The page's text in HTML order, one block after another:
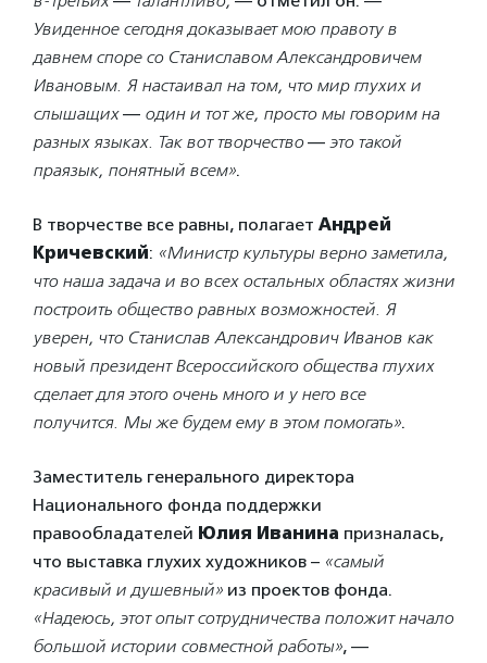
Увиденное сегодня доказывает мою правоту в
давнем споре со Станиславом Александровичем
Ивановым. Я настаивал на том, что мир глухих и
слышащих— один и тот же, просто мы говорим на
разных языках. Так вот творчество— это такой
праязык, понятный всем».
В творчестве все равны, полагает Андрей
Кричевский: «Министр культуры верно заметила,
что наша задача и во всех остальных областях жизни
построить общество равных возможностей. Я
уверен, что Станислав Александрович Иванов как
новый президент Всероссийского общества глухих
сделает для этого очень много и у него все
получится. Мы же будем ему в этом помогать».
Заместитель генерального директора
Национального фонда поддержки
правообладателей Юлия Иванина призналась,
что выставка глухих художников – «самый
красивый и душевный» из проектов фонда.
«Надеюсь, этот опыт сотрудничества положит начало
большой истории совместной работы», —